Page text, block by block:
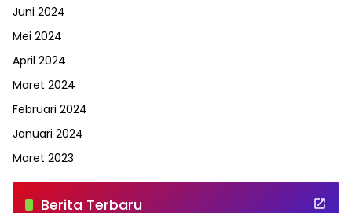
Juni 2024
Mei 2024
April 2024
Maret 2024
Februari 2024
Januari 2024
Maret 2023
Berita Terbaru